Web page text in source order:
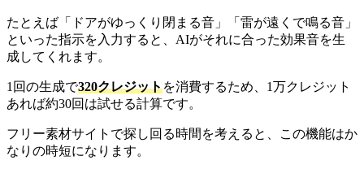
たとえば「ドアがゆっくり閉まる音」「雷が遠くで鳴る音」
といった指示を入力すると、AIがそれに合った効果音を生
成してくれます。
1回の生成で320クレジットを消費するため、1万クレジット
あれば約30回は試せる計算です。
フリー素材サイトで探し回る時間を考えると、この機能はか
なりの時短になります。